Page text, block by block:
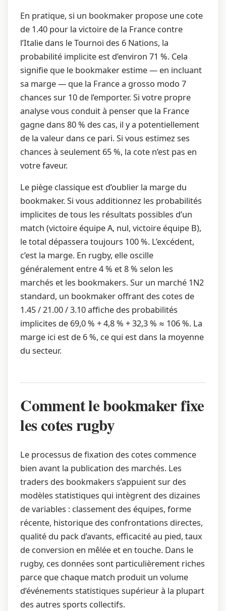
En pratique, si un bookmaker propose une cote
de 1.40 pour la victoire de la France contre
l’Italie dans le Tournoi des 6 Nations, la
probabilité implicite est d’environ 71 %. Cela
signifie que le bookmaker estime — en incluant
sa marge — que la France a grosso modo 7
chances sur 10 de l’emporter. Si votre propre
analyse vous conduit à penser que la France
gagne dans 80 % des cas, il y a potentiellement
de la valeur dans ce pari. Si vous estimez ses
chances à seulement 65 %, la cote n’est pas en
votre faveur.
Le piège classique est d’oublier la marge du
bookmaker. Si vous additionnez les probabilités
implicites de tous les résultats possibles d’un
match (victoire équipe A, nul, victoire équipe B),
le total dépassera toujours 100 %. L’excédent,
c’est la marge. En rugby, elle oscille
généralement entre 4 % et 8 % selon les
marchés et les bookmakers. Sur un marché 1N2
standard, un bookmaker offrant des cotes de
1.45 / 21.00 / 3.10 affiche des probabilités
implicites de 69,0 % + 4,8 % + 32,3 % ≈ 106 %. La
marge ici est de 6 %, ce qui est dans la moyenne
du secteur.
Comment le bookmaker fixe
les cotes rugby
Le processus de fixation des cotes commence
bien avant la publication des marchés. Les
traders des bookmakers s’appuient sur des
modèles statistiques qui intègrent des dizaines
de variables : classement des équipes, forme
récente, historique des confrontations directes,
qualité du pack d’avants, efficacité au pied, taux
de conversion en mêlée et en touche. Dans le
rugby, ces données sont particulièrement riches
parce que chaque match produit un volume
d’événements statistiques supérieur à la plupart
des autres sports collectifs.